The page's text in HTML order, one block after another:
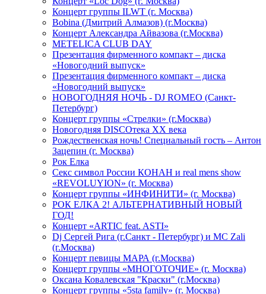
Концерт группы ILWT (г. Москва)
Bobina (Дмитрий Алмазов) (г.Москва)
Концерт Александра Айвазова (г.Москва)
METELICA CLUB DAY
Презентация фирменного компакт – диска
«Новогодний выпуск»
Презентация фирменного компакт – диска
«Новогодний выпуск»
НОВОГОДНЯЯ НОЧЬ - DJ ROMEO (Санкт-
Петербург)
Концерт группы «Стрелки» (г.Москва)
Новогодняя DISCOтека ХХ века
Рождественская ночь! Специальный гость – Антон
Зацепин (г. Москва)
Рок Елка
Секс символ России КОНАН и real mens show
«REVOLUYION» (г. Москва)
Концерт группы «ИНФИНИТИ» (г. Москва)
РОК ЕЛКА 2! АЛЬТЕРНАТИВНЫЙ НОВЫЙ
ГОД!
Концерт «ARTIC feat. ASTI»
Dj Сергей Рига (г.Санкт - Петербург) и MC Zali
(г.Москва)
Концерт певицы МАРА (г.Москва)
Концерт группы «МНОГОТОЧИЕ» (г. Москва)
Оксана Ковалевская "Краски" (г.Москва)
Концерт группы «5sta family» (г. Москва)